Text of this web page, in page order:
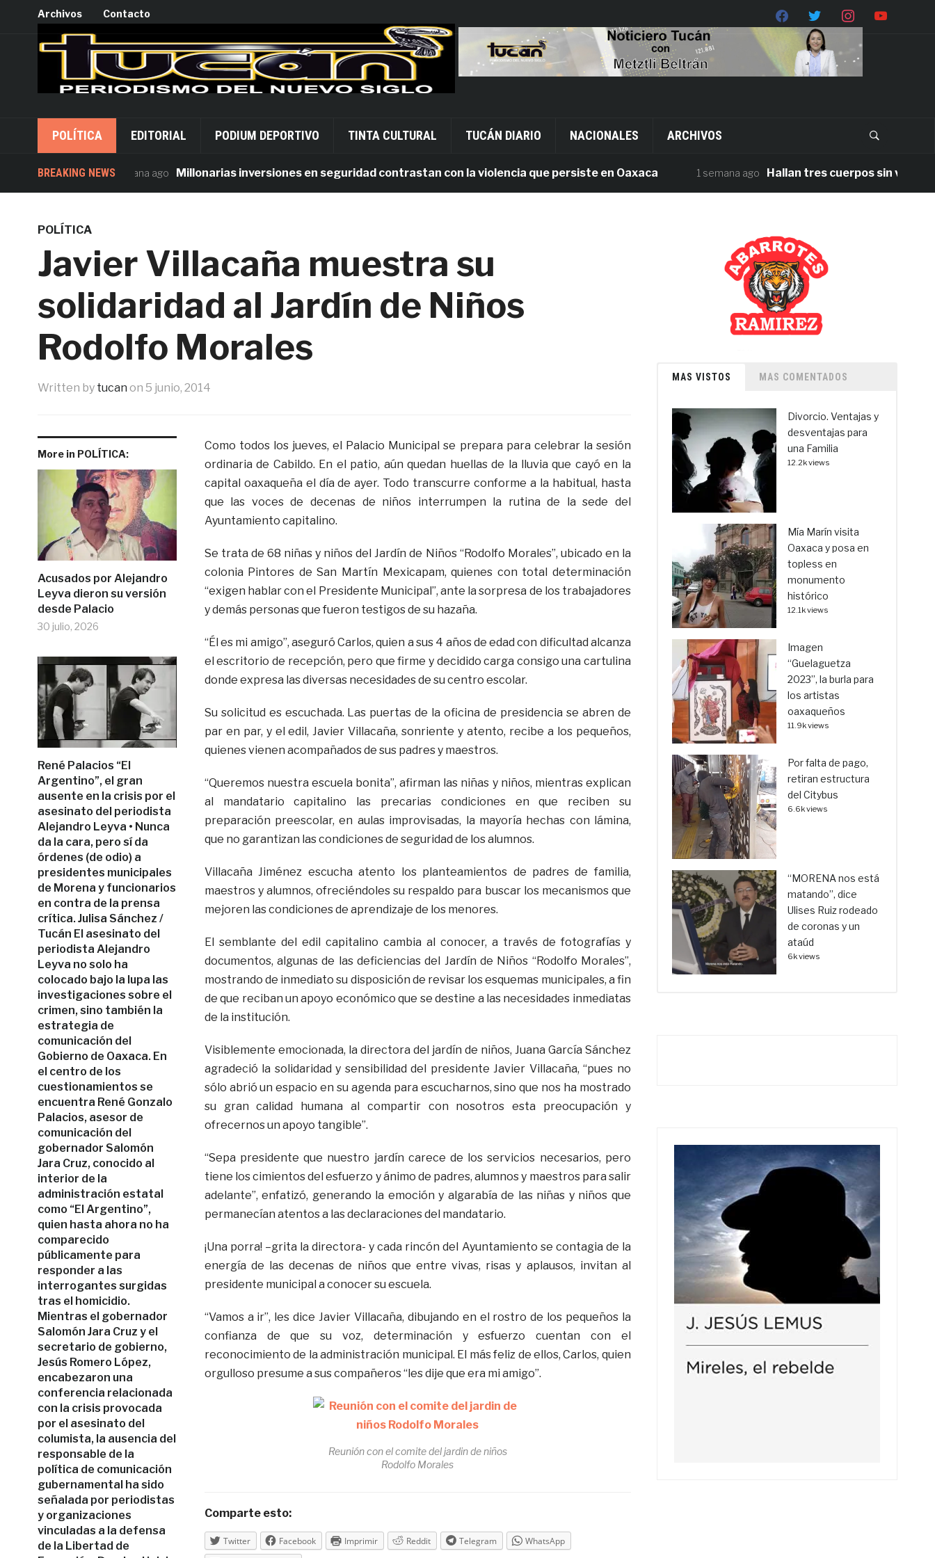
Archivos Contacto
POLÍTICA EDITORIAL PODIUM DEPORTIVO TINTA CULTURAL TUCÁN DIARIO NACIONALES ARCHIVOS
BREAKING NEWS
1 semana ago Millonarias inversiones en seguridad contrastan con la violencia que persiste en Oaxaca 1 semana ago Hallan tres cuerpos sin vida en la
POLÍTICA
Javier Villacaña muestra su
solidaridad al Jardín de Niños
Written by tucan on 5 junio, 2014
More in POLÍTICA:
Acusados por Alejandro
Leyva dieron su versión
desde Palacio
30 julio, 2026
René Palacios “El
Argentino”, el gran
ausente en la crisis por el
asesinato del periodista
Alejandro Leyva • Nunca
da la cara, pero sí da
órdenes (de odio) a
presidentes municipales
de Morena y funcionarios
en contra de la prensa
crítica. Julisa Sánchez /
Tucán El asesinato del
periodista Alejandro
Leyva no solo ha
colocado bajo la lupa las
investigaciones sobre el
crimen, sino también la
estrategia de
comunicación del
Gobierno de Oaxaca. En
el centro de los
cuestionamientos se
encuentra René Gonzalo
Palacios, asesor de
comunicación del
gobernador Salomón
Jara Cruz, conocido al
interior de la
administración estatal
como “El Argentino”,
quien hasta ahora no ha
comparecido
públicamente para
responder a las
interrogantes surgidas
tras el homicidio.
Mientras el gobernador
Salomón Jara Cruz y el
secretario de gobierno,
Jesús Romero López,
encabezaron una
conferencia relacionada
con la crisis provocada
por el asesinato del
columista, la ausencia del
responsable de la
política de comunicación
gubernamental ha sido
señalada por periodistas
y organizaciones
vinculadas a la defensa
de la Libertad de
Como todos los jueves, el Palacio Municipal se prepara para celebrar la sesión
ordinaria de Cabildo. En el patio, aún quedan huellas de la lluvia que cayó en la
capital oaxaqueña el día de ayer. Todo transcurre conforme a la habitual, hasta
que las voces de decenas de niños interrumpen la rutina de la sede del
Ayuntamiento capitalino.
Se trata de 68 niñas y niños del Jardín de Niños “Rodolfo Morales”, ubicado en la
colonia Pintores de San Martín Mexicapam, quienes con total determinación
“exigen hablar con el Presidente Municipal”, ante la sorpresa de los trabajadores
y demás personas que fueron testigos de su hazaña.
“Él es mi amigo”, aseguró Carlos, quien a sus 4 años de edad con dificultad alcanza
el escritorio de recepción, pero que firme y decidido carga consigo una cartulina
donde expresa las diversas necesidades de su centro escolar.
Su solicitud es escuchada. Las puertas de la oficina de presidencia se abren de
par en par, y el edil, Javier Villacaña, sonriente y atento, recibe a los pequeños,
quienes vienen acompañados de sus padres y maestros.
“Queremos nuestra escuela bonita”, afirman las niñas y niños, mientras explican
al mandatario capitalino las precarias condiciones en que reciben su
preparación preescolar, en aulas improvisadas, la mayoría hechas con lámina,
que no garantizan las condiciones de seguridad de los alumnos.
Villacaña Jiménez escucha atento los planteamientos de padres de familia,
maestros y alumnos, ofreciéndoles su respaldo para buscar los mecanismos que
mejoren las condiciones de aprendizaje de los menores.
El semblante del edil capitalino cambia al conocer, a través de fotografías y
documentos, algunas de las deficiencias del Jardín de Niños “Rodolfo Morales”,
mostrando de inmediato su disposición de revisar los esquemas municipales, a fin
de que reciban un apoyo económico que se destine a las necesidades inmediatas
de la institución.
Visiblemente emocionada, la directora del jardín de niños, Juana García Sánchez
agradeció la solidaridad y sensibilidad del presidente Javier Villacaña, “pues no
sólo abrió un espacio en su agenda para escucharnos, sino que nos ha mostrado
su gran calidad humana al compartir con nosotros esta preocupación y
ofrecernos un apoyo tangible”.
“Sepa presidente que nuestro jardín carece de los servicios necesarios, pero
tiene los cimientos del esfuerzo y ánimo de padres, alumnos y maestros para salir
adelante”, enfatizó, generando la emoción y algarabía de las niñas y niños que
permanecían atentos a las declaraciones del mandatario.
¡Una porra! –grita la directora- y cada rincón del Ayuntamiento se contagia de la
energía de las decenas de niños que entre vivas, risas y aplausos, invitan al
presidente municipal a conocer su escuela.
“Vamos a ir”, les dice Javier Villacaña, dibujando en el rostro de los pequeños la
confianza de que su voz, determinación y esfuerzo cuentan con el
reconocimiento de la administración municipal. El más feliz de ellos, Carlos, quien
orgulloso presume a sus compañeros “les dije que era mi amigo”.
Reunión con el comite del jardin de niños
Rodolfo Morales
Comparte esto:
Twitter Facebook Imprimir Reddit Telegram
WhatsApp
MAS VISTOS MAS COMENTADOS
Divorcio. Ventajas y
desventajas para
una Familia
12.2k views
Mía Marín visita
Oaxaca y posa en
topless en
monumento
histórico
12.1k views
Imagen
“Guelaguetza
2023”, la burla para
los artistas
oaxaqueños
11.9k views
Por falta de pago,
retiran estructura
del Citybus
6.6k views
“MORENA nos está
matando”, dice
Ulises Ruiz rodeado
de coronas y un
ataúd
6k views